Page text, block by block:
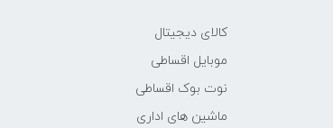
کالای دیجیتال
موبایل اقساطی
نوت بوک اقساطی
ماشین های اداری